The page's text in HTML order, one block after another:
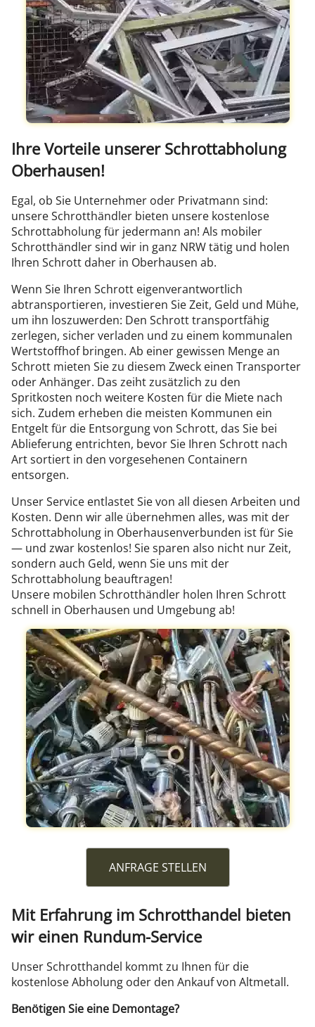
Ihre Vorteile unserer Schrottabholung
Oberhausen!
Egal, ob Sie Unternehmer oder Privatmann sind:
unsere Schrotthändler bieten unsere kostenlose
Schrottabholung für jedermann an! Als mobiler
Schrotthändler sind wir in ganz NRW tätig und holen
Ihren Schrott daher in Oberhausen ab.
Wenn Sie Ihren Schrott eigenverantwortlich
abtransportieren, investieren Sie Zeit, Geld und Mühe,
um ihn loszuwerden: Den Schrott transportfähig
zerlegen, sicher verladen und zu einem kommunalen
Wertstoffhof bringen. Ab einer gewissen Menge an
Schrott mieten Sie zu diesem Zweck einen Transporter
oder Anhänger. Das zeiht zusätzlich zu den
Spritkosten noch weitere Kosten für die Miete nach
sich. Zudem erheben die meisten Kommunen ein
Entgelt für die Entsorgung von Schrott, das Sie bei
Ablieferung entrichten, bevor Sie Ihren Schrott nach
Art sortiert in den vorgesehenen Containern
entsorgen.
Unser Service entlastet Sie von all diesen Arbeiten und
Kosten. Denn wir alle übernehmen alles, was mit der
Schrottabholung in Oberhausenverbunden ist für Sie
— und zwar kostenlos! Sie sparen also nicht nur Zeit,
sondern auch Geld, wenn Sie uns mit der
Schrottabholung beauftragen!
Unsere mobilen Schrotthändler holen Ihren Schrott
schnell in Oberhausen und Umgebung ab!
ANFRAGE STELLEN
Mit Erfahrung im Schrotthandel bieten
wir einen Rundum-Service
Unser Schrotthandel kommt zu Ihnen für die
kostenlose Abholung oder den Ankauf von Altmetall.
Benötigen Sie eine Demontage?